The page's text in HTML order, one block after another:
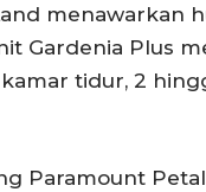
menawarkan
Gardenia Plus
tidur, 2
Paramount